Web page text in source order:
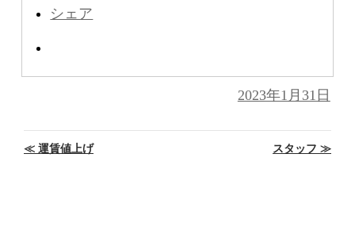
シェア
投
2023年1月31日
投
稿
≪ 運賃値上げ スタッフ ≫